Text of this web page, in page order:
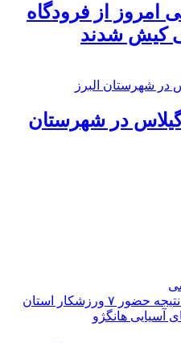
امروز از فرودگاه
کیش شدند
در شهرستان